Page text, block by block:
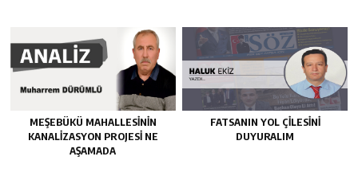
MEŞEBÜKÜ MAHALLESİNİN
KANALİZASYON PROJESİ NE
AŞAMADA
FATSANIN YOL ÇİLESİNİ
DUYURALIM